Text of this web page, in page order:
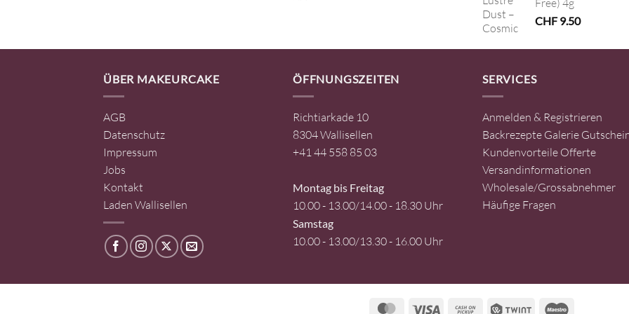
CHF 22.50.
CHF9.50
ÜBER MAKEURCAKE
AGB
Datenschutz
Impressum
Jobs
Kontakt
Laden Wallisellen
ÖFFNUNGSZEITEN
Richtiarkade 10
8304 Wallisellen
+41 44 558 85 03
Montag bis Freitag
10.00 - 13.00/14.00 - 18.30 Uhr
Samstag
10.00 - 13.00/13.30 - 16.00 Uhr
SERVICES
Anmelden & Registrieren
Backrezepte Galerie
Kundenvorteile Offerte
Versandinformationen
Wholesale/Grossabnehmer
Häufige Fragen
MasterCardVisa Cash Twint